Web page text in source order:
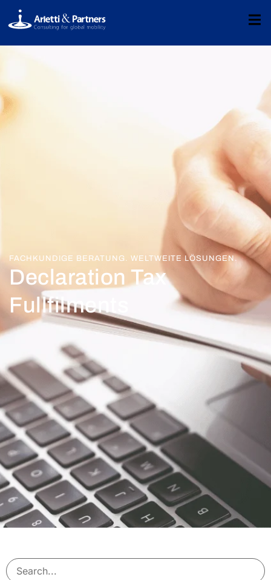
FACHKUNDIGE BERATUNG. WELTWEITE LÖSUNGEN.
Declaration Tax
Fullfilments